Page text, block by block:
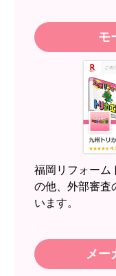
文時期】
【このショッ
近隣のショップ
【注文からどの
【その他感想・
スイート
欲しい商品をス
はい
モ
福岡リフォーム
の他、外部審査
います。
メー